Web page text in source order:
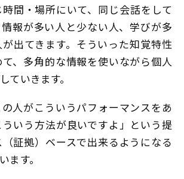
間・場所にいて、同じ会話をして
報が多い人と少ない人、学びが多
出てきます。そういった知覚特性
、多角的な情報を使いながら個人
ていきます。
人がこういうパフォーマンスをあ
いう方法が良いですよ」という提
証拠）ベースで出来るようになる
ます。